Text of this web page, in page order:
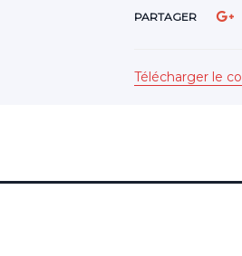
PARTAGER
Télécharger le